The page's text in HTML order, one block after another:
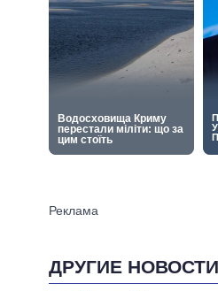
ДРУГИЕ